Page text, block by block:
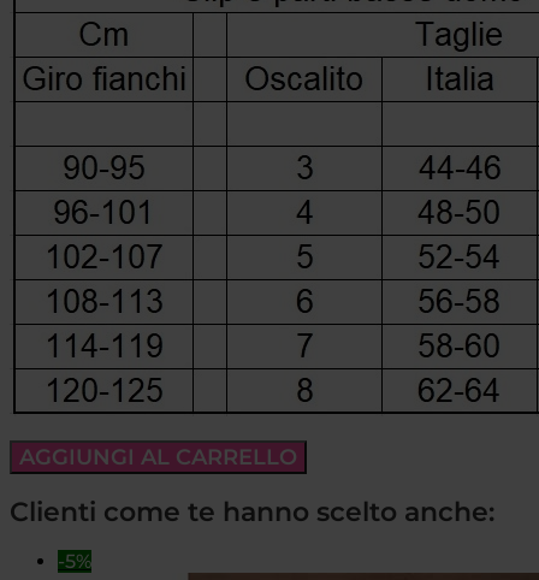
AGGIUNGI AL CARRELLO
Clienti come te hanno scelto anche:
-5%